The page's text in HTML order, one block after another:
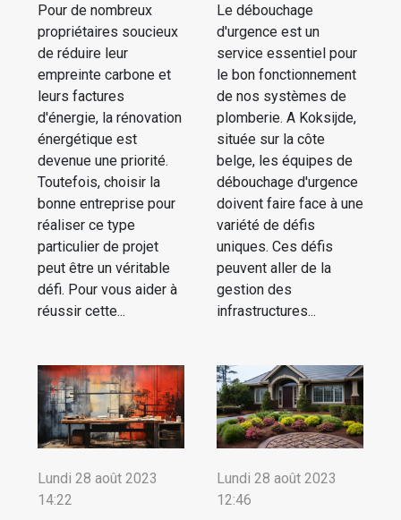
Pour de nombreux
propriétaires soucieux
de réduire leur
empreinte carbone et
leurs factures
d'énergie, la rénovation
énergétique est
devenue une priorité.
Toutefois, choisir la
bonne entreprise pour
réaliser ce type
particulier de projet
peut être un véritable
défi. Pour vous aider à
réussir cette...
Le débouchage
d'urgence est un
service essentiel pour
le bon fonctionnement
de nos systèmes de
plomberie. A Koksijde,
située sur la côte
belge, les équipes de
débouchage d'urgence
doivent faire face à une
variété de défis
uniques. Ces défis
peuvent aller de la
gestion des
infrastructures...
Lundi 28 août 2023
14:22
Lundi 28 août 2023
12:46